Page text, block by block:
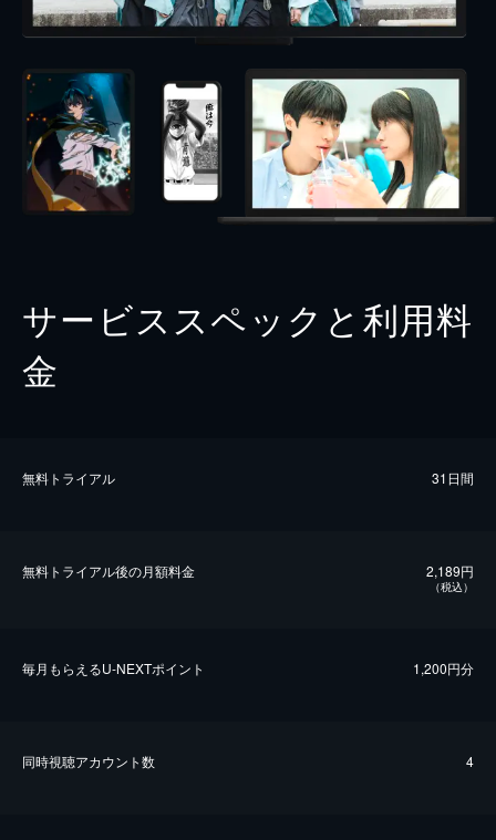
サービススペックと利用料
金
無料トライアル 31日間
無料トライアル後の⽉額料金 2,189円
（税込）
毎⽉もらえるU-NEXTポイント 1,200円分
同時視聴アカウント数 4